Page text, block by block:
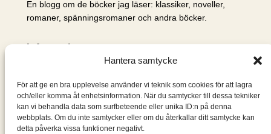
Hantera samtycke
För att ge en bra upplevelse använder vi teknik som cookies för att lagra
och/eller komma åt enhetsinformation. När du samtycker till dessa tekniker
kan vi behandla data som surfbeteende eller unika ID:n på denna
webbplats. Om du inte samtycker eller om du återkallar ditt samtycke kan
detta påverka vissa funktioner negativt.
En blogg om de böcker jag läser: klassiker, noveller,
romaner, spänningsromaner och andra böcker.
Information
Om mig & om bloggen
S
ö
k